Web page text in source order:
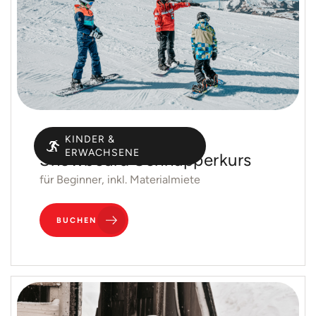
KINDER &
ERWACHSENE
Gruppen
Snowboard Schnupperkurs
für Beginner, inkl. Materialmiete
BUCHEN